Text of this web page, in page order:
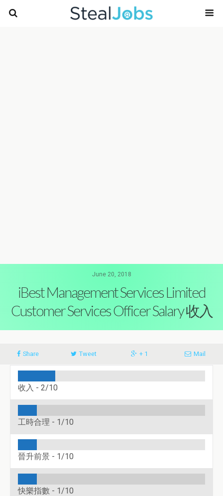
June 20, 2018
iBest Management Services Limited
Customer Services Officer Salary 收入
Share Tweet + 1 Mail
收入 - 2/10
工時合理 - 1/10
晉升前景 - 1/10
快樂指數 - 1/10